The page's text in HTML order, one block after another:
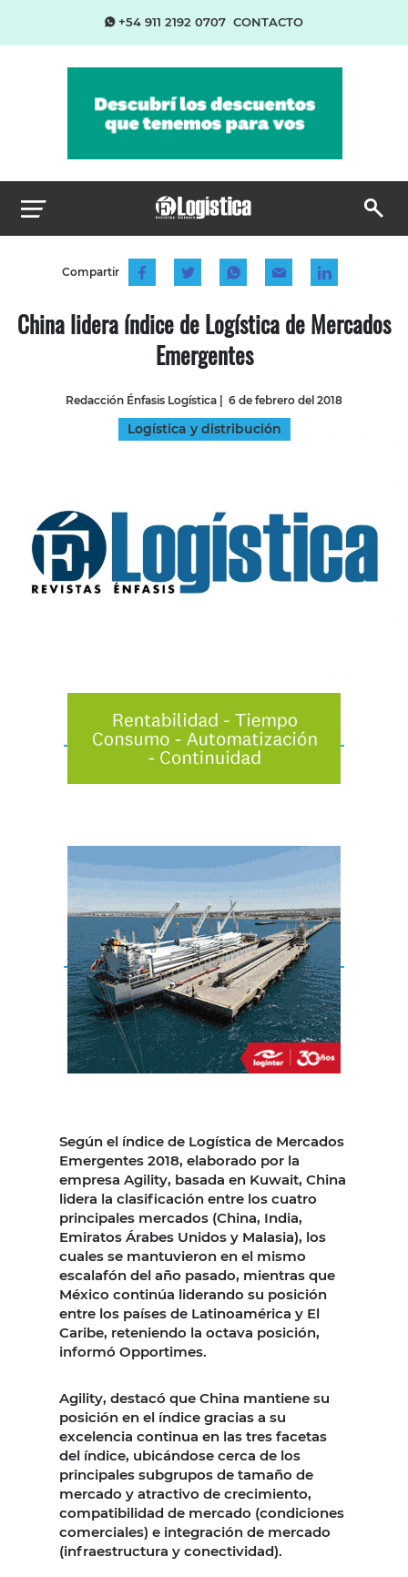
+54 911 2192 0707 CONTACTO
Compartir
China lidera índice de Logística de Mercados
Emergentes
Redacción Énfasis Logística | 6 de febrero del 2018
Logística y distribución
Según el índice de Logística de Mercados
Emergentes 2018, elaborado por la
empresa Agility, basada en Kuwait, China
lidera la clasificación entre los cuatro
principales mercados (China, India,
Emiratos Árabes Unidos y Malasia), los
cuales se mantuvieron en el mismo
escalafón del año pasado, mientras que
México continúa liderando su posición
entre los países de Latinoamérica y El
Caribe, reteniendo la octava posición,
informó Opportimes.
Agility, destacó que China mantiene su
posición en el índice gracias a su
excelencia continua en las tres facetas
del índice, ubicándose cerca de los
principales subgrupos de tamaño de
mercado y atractivo de crecimiento,
compatibilidad de mercado (condiciones
comerciales) e integración de mercado
(infraestructura y conectividad).